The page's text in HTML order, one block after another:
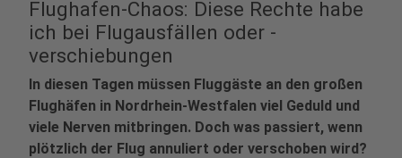
Flughafen-Chaos: Diese Rechte habe
ich bei Flugausfällen oder -
verschiebungen
In diesen Tagen müssen Fluggäste an den großen
Flughäfen in Nordrhein-Westfalen viel Geduld und
viele Nerven mitbringen. Doch was passiert, wenn
plötzlich der Flug annuliert oder verschoben wird?